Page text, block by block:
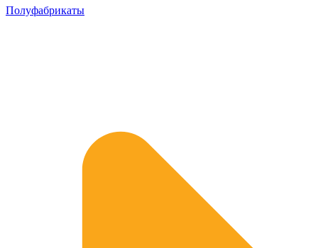
Полуфабрикаты